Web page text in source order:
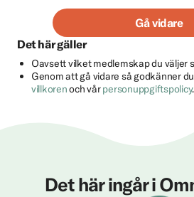
Gå vidare
Det här gäller
Oavsett vilket medlemskap du väljer
Genom att gå vidare så godkänner
villkorenoch vårpersonuppgiftspolicy.
Det här ingår i